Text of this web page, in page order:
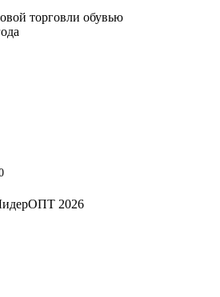
торговли обувью
2026